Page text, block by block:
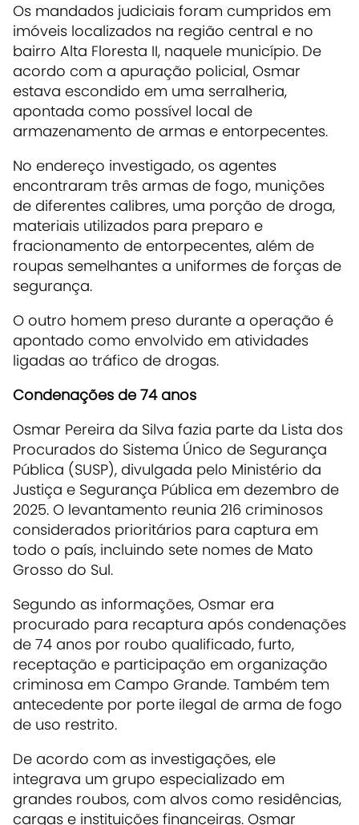
Os mandados judiciais foram cumpridos em
imóveis localizados na região central e no
bairro Alta Floresta II, naquele município. De
acordo com a apuração policial, Osmar
estava escondido em uma serralheria,
apontada como possível local de
armazenamento de armas e entorpecentes.
No endereço investigado, os agentes
encontraram três armas de fogo, munições
de diferentes calibres, uma porção de droga,
materiais utilizados para preparo e
fracionamento de entorpecentes, além de
roupas semelhantes a uniformes de forças de
segurança.
O outro homem preso durante a operação é
apontado como envolvido em atividades
ligadas ao tráfico de drogas.
Condenações de 74 anos
Osmar Pereira da Silva fazia parte da Lista dos
Procurados do Sistema Único de Segurança
Pública (SUSP), divulgada pelo Ministério da
Justiça e Segurança Pública em dezembro de
2025. O levantamento reunia 216 criminosos
considerados prioritários para captura em
todo o país, incluindo sete nomes de Mato
Grosso do Sul.
Segundo as informações, Osmar era
procurado para recaptura após condenações
de 74 anos por roubo qualificado, furto,
receptação e participação em organização
criminosa em Campo Grande. Também tem
antecedente por porte ilegal de arma de fogo
de uso restrito.
De acordo com as investigações, ele
integrava um grupo especializado em
grandes roubos, com alvos como residências,
cargas e instituições financeiras. Osmar